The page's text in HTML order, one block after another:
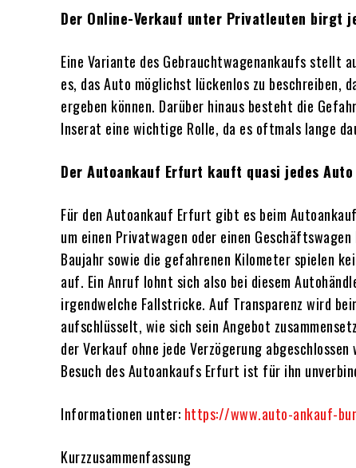
Der Online-Verkauf unter Privatleuten birgt
Eine Variante des Gebrauchtwagenankaufs stellt
es, das Auto möglichst lückenlos zu beschreiben,
ergeben können. Darüber hinaus besteht die
Inserat eine wichtige Rolle, da es oftmals lange
Der Autoankauf Erfurt kauft quasi jedes
Für den Autoankauf Erfurt gibt es beim
um einen Privatwagen oder einen
Baujahr sowie die gefahrenen Kilometer spielen
auf. Ein Anruf lohnt sich also bei diesem
irgendwelche Fallstricke. Auf Transparenz wird
aufschlüsselt, wie sich sein Angebot
der Verkauf ohne jede Verzögerung
Besuch des Autoankaufs Erfurt ist für ihn
Informationen unter: https://www.auto-ankauf-
Kurzzusammenfassung